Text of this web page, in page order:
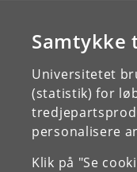
Samtykke
Universitetet
(statistik) for
personalisere
Klik på "Se